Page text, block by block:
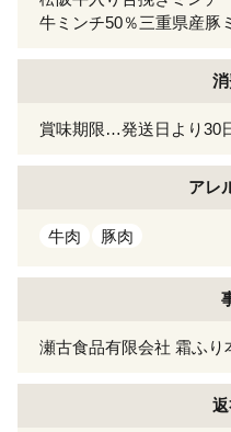
牛ミンチ50％三重県産豚
賞味期限…発送日より30
アレ
牛肉 豚肉
瀬古食品有限会社 霜ふり